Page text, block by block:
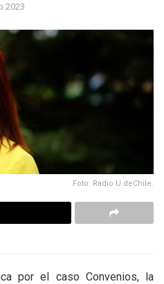
2023
Foto: Radio U.deChile.
por el caso Convenios, la